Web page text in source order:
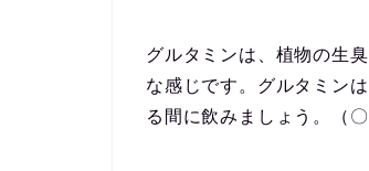
グルタミンは、植物の生
な感じです。グルタミン
る間に飲みましょう。（